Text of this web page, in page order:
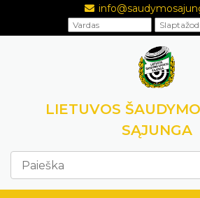
LIETUVOS
SĄJUNGA